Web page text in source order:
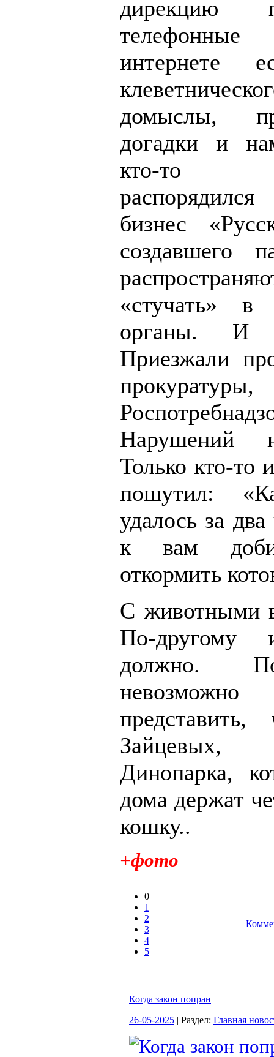
дирекцию
интернете
домыслы,
догадки и
кто-то
бизнес
создавшего
«стучать» в
органы. И
Приезжали
прокуратуры,
Нарушений
Только кто-то
пошутил:
удалось за
к вам
откормить
С животными
По-
должно.
Зайцевых,
Динопарка,
дома держат
кошку..
+фото
0
1
2
3
4
5
Когда закон попран
26-05-2025 | Раздел: Главная